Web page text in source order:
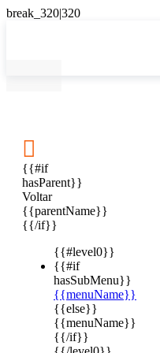

{{#if
hasParent}}
Voltar
{{parentName}}
{{/if}}
{{#level0}}
{{#if
hasSubMenu}}
{{menuName}}
{{else}}
{{menuName}}
{{/if}}